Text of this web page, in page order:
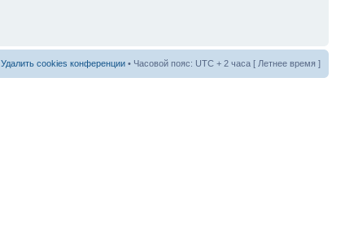
Удалить cookies конференции • Часовой пояс: UTC + 2 часа [ Летнее время ]